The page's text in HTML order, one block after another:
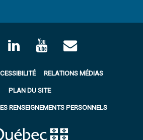
RELATIONS MÉDIAS
PLAN DU SITE
RENSEIGNEMENTS PERSONNELS